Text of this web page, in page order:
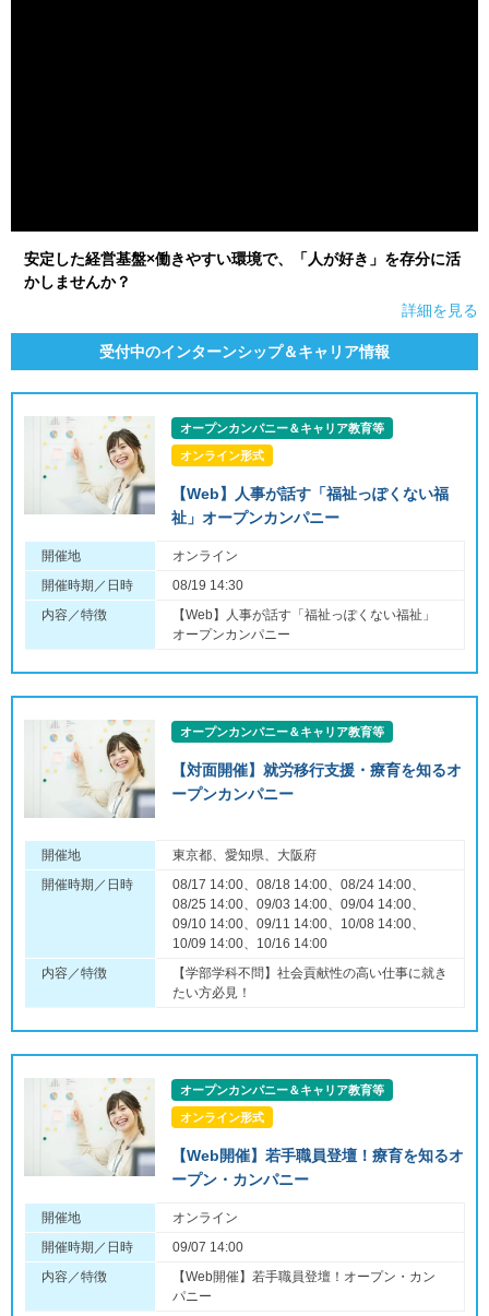
安定した経営基盤×働きやすい環境で、「人が好き」を存分に活
かしませんか？
詳細を見る
受付中のインターンシップ＆キャリア情報
オープンカンパニー＆キャリア教育等
オンライン形式
【Web】人事が話す「福祉っぽくない福
祉」オープンカンパニー
開催地
オンライン
開催時期／日時
08/19 14:30
内容／特徴
【Web】人事が話す「福祉っぽくない福祉」
オープンカンパニー
オープンカンパニー＆キャリア教育等
【対面開催】就労移行支援・療育を知るオ
ープンカンパニー
開催地
東京都、愛知県、大阪府
開催時期／日時
08/17 14:00、08/18 14:00、08/24 14:00、
08/25 14:00、09/03 14:00、09/04 14:00、
09/10 14:00、09/11 14:00、10/08 14:00、
10/09 14:00、10/16 14:00
内容／特徴
【学部学科不問】社会貢献性の高い仕事に就き
たい方必見！
オープンカンパニー＆キャリア教育等
オンライン形式
【Web開催】若手職員登壇！療育を知るオ
ープン・カンパニー
開催地
オンライン
開催時期／日時
09/07 14:00
内容／特徴
【Web開催】若手職員登壇！オープン・カン
パニー